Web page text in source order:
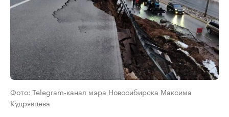
Фото: Telegram-канал мэра Новосибирска Максима
Кудрявцева